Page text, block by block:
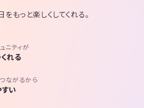
もっと楽しくしてくれる。
ニティが
れる
ながるから
い